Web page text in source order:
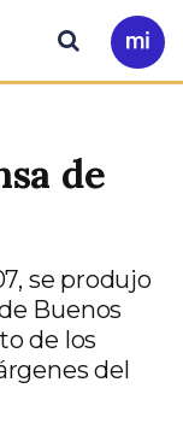
Ir
a
Buscar
de
se produjo
Buenos
de los
del